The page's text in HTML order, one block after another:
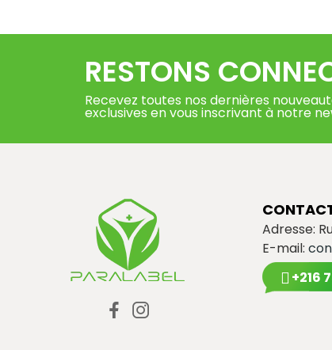
RESTONS
Recevez toutes nos dernières
exclusives en vous inscrivant à notre
Adresse:
E-mail:
+216